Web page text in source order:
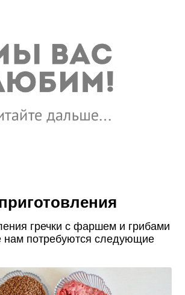
гречки с фаршем и грибами
нам потребуются следующие